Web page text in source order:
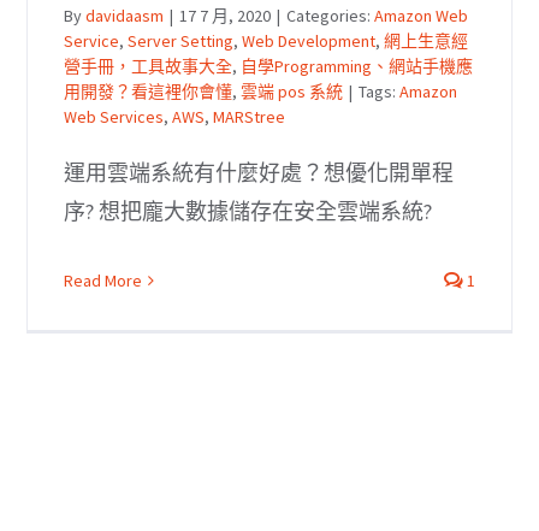
Bydavidaasm | 17 7 月, 2020 | Categories:Amazon Web
Service,Server Setting,Web Development,網上生意經
營手冊，工具故事大全, 自學Programming、網站手機應
用開發？看這裡你會懂,雲端 pos 系統 | Tags:Amazon
Web Services,AWS,MARStree
運用雲端系統有什麼好處？想優化開單程
序? 想把龐大數據儲存在安全雲端系統?
Read More 1